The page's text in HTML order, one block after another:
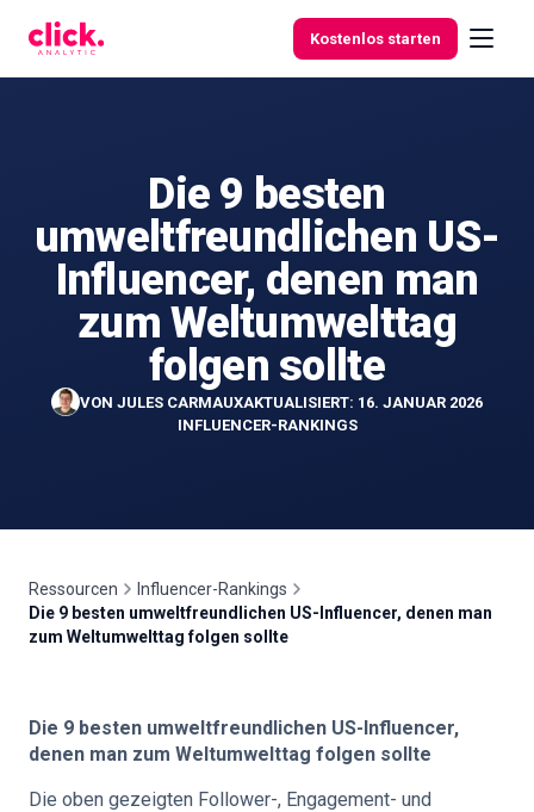
Kostenlos starten
Funktionen
Kostenlose
Tools
🇩🇪DE
Die 9 besten
umweltfreundlichen US-
Influencer, denen man
zum Weltumwelttag
folgen sollte
VON JULES CARMAUXAKTUALISIERT: 16. JANUAR 2026
INFLUENCER-RANKINGS
Ressourcen
Influencer-Rankings
Die 9 besten umweltfreundlichen US-Influencer, denen man
zum Weltumwelttag folgen sollte
Die 9 besten umweltfreundlichen US-Influencer,
denen man zum Weltumwelttag folgen sollte
Die oben gezeigten Follower-, Engagement- und